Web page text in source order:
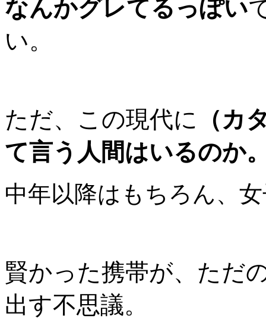
なんかグレてるっぽい
い。
ただ、この現代に （カ
て言う人間はいるのか
中年以降はもちろん、
賢かった携帯が、ただ
出す不思議。